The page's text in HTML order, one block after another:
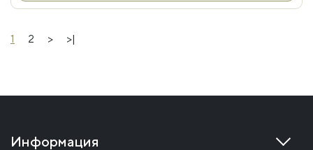
1 2 > >|
Информация